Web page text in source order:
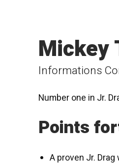
Informations
Mickey
Number one in Jr.
Points
A proven Jr. Drag